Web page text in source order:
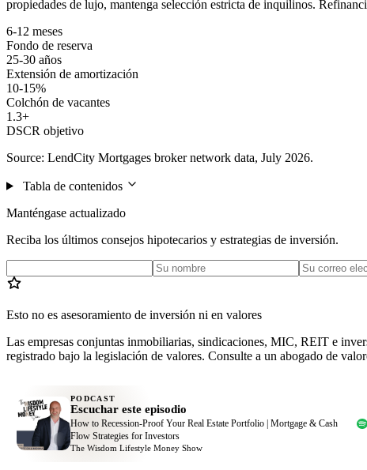
propiedades de lujo, mantenga selección estricta de inquilinos.
6-12 meses
Fondo de reserva
25-30 años
Extensión de amortización
10-15%
Colchón de vacantes
1.3+
DSCR objetivo
Source: LendCity Mortgages broker network data, July 2026.
Tabla de contenidos
Manténgase actualizado
Reciba los últimos consejos hipotecarios y estrategias de inversión.
Esto no es asesoramiento de inversión ni en valores
Las empresas conjuntas inmobiliarias, sindicaciones, MIC, REIT e
registrado bajo la legislación de valores. Consulte a un abogado de
PODCAST
Escuchar este episodio
How to Recession-Proof Your Real Estate Portfolio | Mortgage & Cash
Flow Strategies for Investors
The Wisdom Lifestyle Money Show